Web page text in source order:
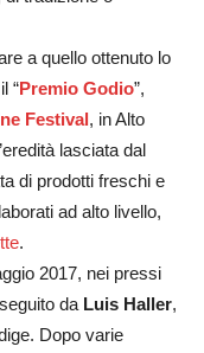
a quello ottenuto lo
“Premio Godio”,
Festival, in Alto
lasciata dal
di prodotti freschi e
ad alto livello,
.
2017, nei pressi
da Luis Haller,
Dopo varie